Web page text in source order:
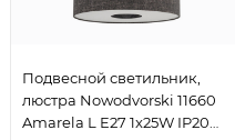
Подвесной светильник,
люстра Nowodvorski 11660
Amarela L E27 1x25W IP20